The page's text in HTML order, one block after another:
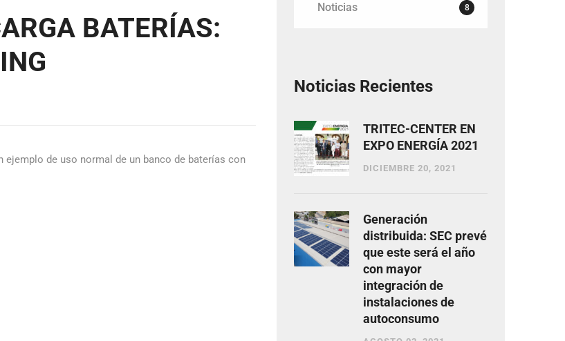
BATERÍAS:
de uso normal de un banco de baterías con
Noticias 8
Noticias Recientes
TRITEC-CENTER EN
EXPO ENERGÍA 2021
DICIEMBRE 20, 2021
Generación
distribuida: SEC prevé
que este será el año
con mayor
integración de
instalaciones de
autoconsumo